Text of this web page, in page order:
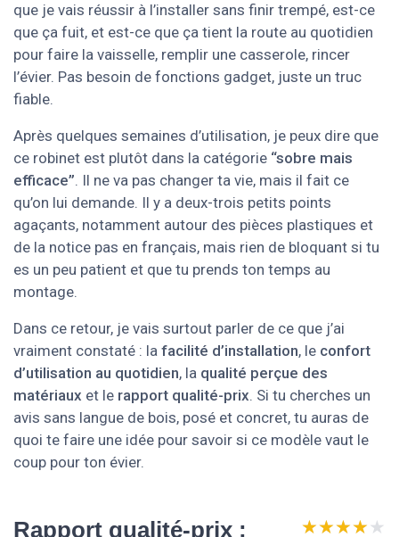
que je vais réussir à l’installer sans finir trempé, est-ce
que ça fuit, et est-ce que ça tient la route au quotidien
pour faire la vaisselle, remplir une casserole, rincer
l’évier. Pas besoin de fonctions gadget, juste un truc
fiable.
Après quelques semaines d’utilisation, je peux dire que
ce robinet est plutôt dans la catégorie “sobre mais
efficace”. Il ne va pas changer ta vie, mais il fait ce
qu’on lui demande. Il y a deux-trois petits points
agaçants, notamment autour des pièces plastiques et
de la notice pas en français, mais rien de bloquant si tu
es un peu patient et que tu prends ton temps au
montage.
Dans ce retour, je vais surtout parler de ce que j’ai
vraiment constaté : la facilité d’installation, le confort
d’utilisation au quotidien, la qualité perçue des
matériaux et le rapport qualité-prix. Si tu cherches un
avis sans langue de bois, posé et concret, tu auras de
quoi te faire une idée pour savoir si ce modèle vaut le
coup pour ton évier.
Rapport qualité-prix : ★★★★★
★★★★★